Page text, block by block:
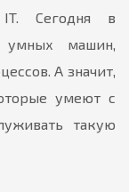
IT. Сегодня в
умных машин,
А значит,
умеют с
такую